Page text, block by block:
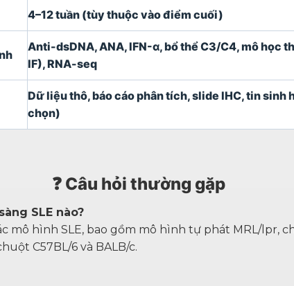
4–12 tuần (tùy thuộc vào điểm cuối)
Anti-dsDNA, ANA, IFN-α, bổ thể C3/C4, mô học
IF), RNA-seq
Dữ liệu thô, báo cáo phân tích, slide IHC, tin sinh
chọn)
❓ Câu hỏi thường gặp
SLE nào?
mô hình SLE, bao gồm mô hình tự phát MRL/lpr,
C57BL/6 và BALB/c.